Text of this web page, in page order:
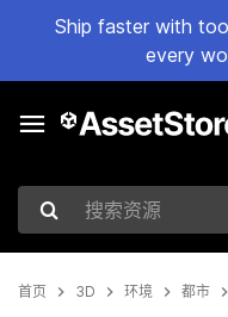
Ship faster with
every
搜索资源
首页 3D 环境 都市